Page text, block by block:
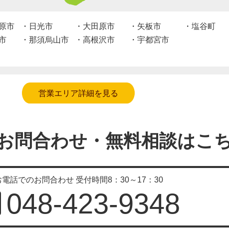
市 日光市 大田原市 矢板市
塩谷町
那須烏山市 高根沢市 宇都宮市
営業エリア詳細を見る
問合わせ・無料相談はこ
電話でのお問合わせ 受付時間8：30～17：30
048-423-9348